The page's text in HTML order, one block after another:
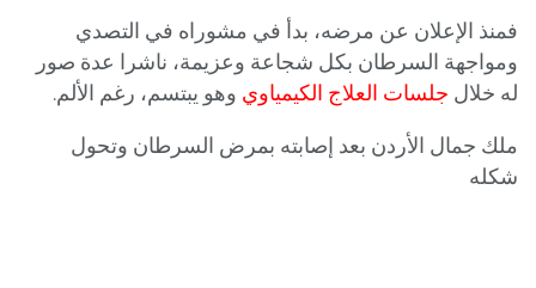
فمنذ الإعلان عن مرضه، بدأ في مشوراه في التصدي
ومواجهة السرطان بكل شجاعة وعزيمة، ناشرا عدة صور
له خلال جلسات العلاج الكيمياوي وهو يبتسم، رغم الألم.
ملك جمال الأردن بعد إصابته بمرض السرطان وتحول
شكله